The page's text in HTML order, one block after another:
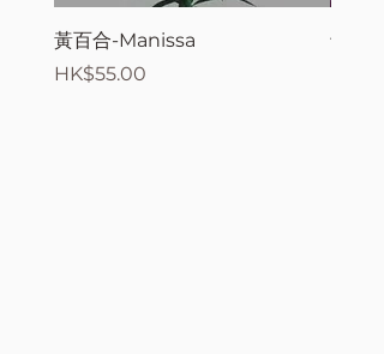
黃百合-Manissa
價格
HK$55.00
母親